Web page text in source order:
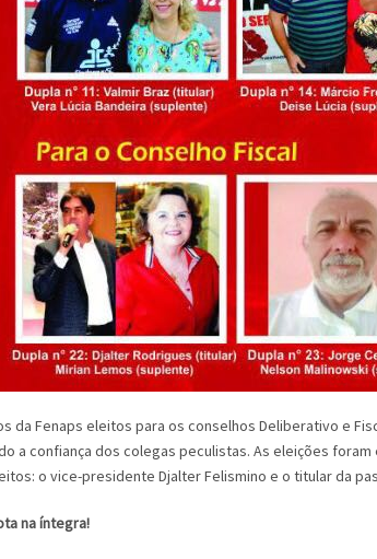
da Fenaps eleitos para os conselhos Deliberativo e
a confiança dos colegas peculistas. As eleições
o vice-presidente Djalter Felismino e o titular da
na íntegra!